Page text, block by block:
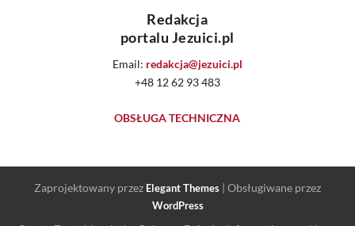
Redakcja
portalu Jezuici.pl
Email: redakcja@jezuici.pl
+48 12 62 93 483
OBSŁUGA TECHNICZNA
Zaprojektowany przez Elegant Themes | Obsługiwane przez
WordPress